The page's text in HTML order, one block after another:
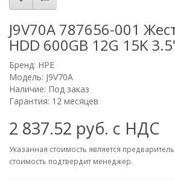
J9V70A 787656-001
HDD 600GB 12G 15K
Бренд: HPE
Модель: J9V70A
Наличие: Под заказ
Гарантия: 12 месяцев
2 837.52 руб. с НДС
Указанная стоимость является
стоимость подтвердит менеджер.